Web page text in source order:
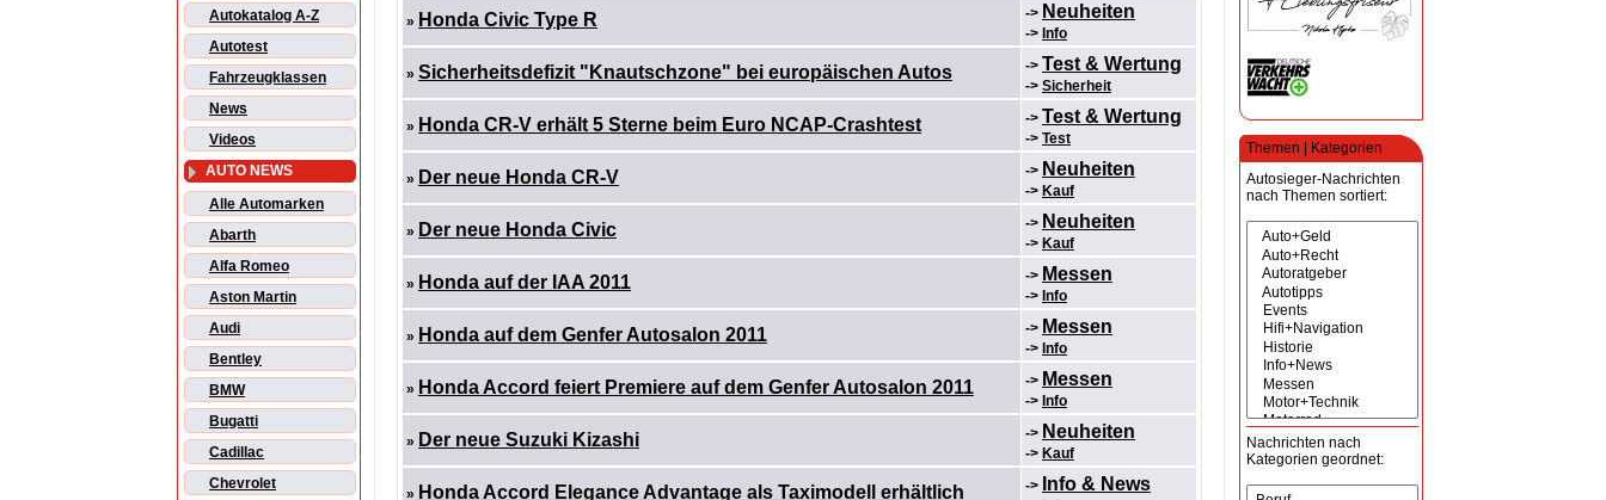
Autokatalog A-Z
Autotest
Fahrzeugklassen
News
Videos
AUTO NEWS
Alle Automarken
Abarth
Alfa Romeo
Aston Martin
Audi
Bentley
BMW
Bugatti
Cadillac
Chevrolet
Themen | Kategorien
Autosieger-Nachrichten
nach Themen sortiert:
Nachrichten nach
Kategorien geordnet:
» Honda Civic Type R -> Neuheiten
-> Info
» Sicherheitsdefizit "Knautschzone" bei europäischen Autos -> Test & Wertung
-> Sicherheit
» Honda CR-V erhält 5 Sterne beim Euro NCAP-Crashtest -> Test & Wertung
-> Test
» Der neue Honda CR-V -> Neuheiten
-> Kauf
» Der neue Honda Civic -> Neuheiten
-> Kauf
» Honda auf der IAA 2011 -> Messen
-> Info
» Honda auf dem Genfer Autosalon 2011 -> Messen
-> Info
» Honda Accord feiert Premiere auf dem Genfer Autosalon 2011 -> Messen
-> Info
» Der neue Suzuki Kizashi -> Neuheiten
-> Kauf
» Honda Accord Elegance Advantage als Taximodell erhältlich -> Info & News